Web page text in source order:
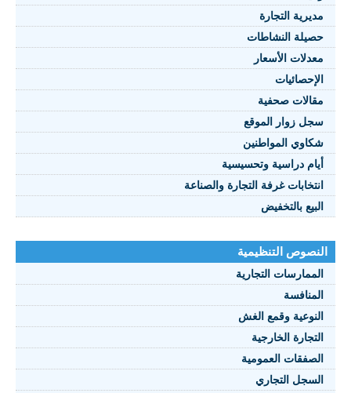
النصوص 2021
FRANÇAIS
مديرية التجارة
حصيلة النشاطات
معدلات الأسعار
الإحصائيات
مقالات صحفية
سجل زوار الموقع
شكاوي المواطنين
أيام دراسية وتحسيسية
انتخابات غرفة التجارة والصناعة
البيع بالتخفيض
النصوص التنظيمية
الممارسات التجارية
المنافسة
النوعية وقمع الغش
التجارة الخارجية
الصفقات العمومية
السجل التجاري